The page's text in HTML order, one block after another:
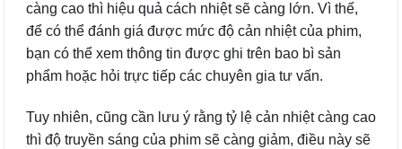
càng cao thì hiệu quả cách nhiệt sẽ càng lớn. Vì thế,
để có thể đánh giá được mức độ cản nhiệt của phim,
bạn có thể xem thông tin được ghi trên bao bì sản
phẩm hoặc hỏi trực tiếp các chuyên gia tư vấn.
Tuy nhiên, cũng cần lưu ý rằng tỷ lệ cản nhiệt càng cao
thì độ truyền sáng của phim sẽ càng giảm, điều này sẽ